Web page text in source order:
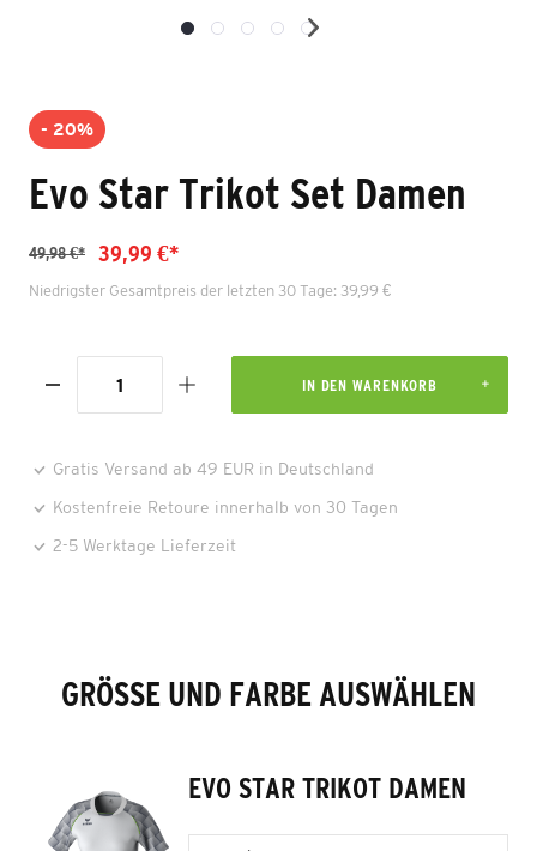
- 20%
Evo Star Trikot Set Damen
49,98 €* 39,99 €*
Niedrigster Gesamtpreis der letzten 30 Tage: 39,99 €
IN DEN WARENKORB
Gratis Versand ab 49 EUR in Deutschland
Kostenfreie Retoure innerhalb von 30 Tagen
2-5 Werktage Lieferzeit
GRÖSSE UND FARBE AUSWÄHLEN
EVO STAR TRIKOT DAMEN